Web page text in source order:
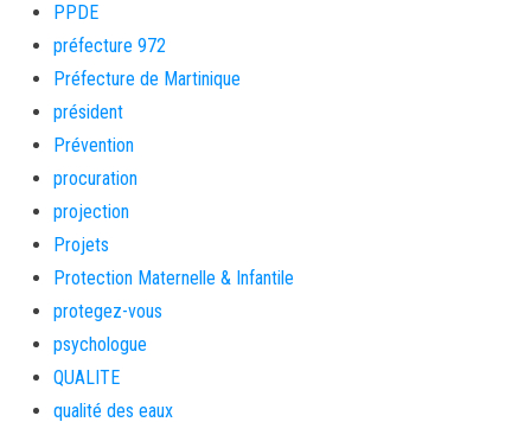
PPDE
préfecture 972
Préfecture de Martinique
président
Prévention
procuration
projection
Projets
Protection Maternelle & Infantile
protegez-vous
psychologue
QUALITE
qualité des eaux